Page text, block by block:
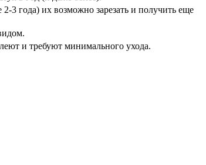
3 года) их возможно зарезать и получить еще
и требуют минимального ухода.